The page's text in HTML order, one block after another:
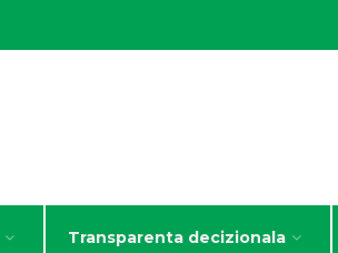
Transparenta decizionala